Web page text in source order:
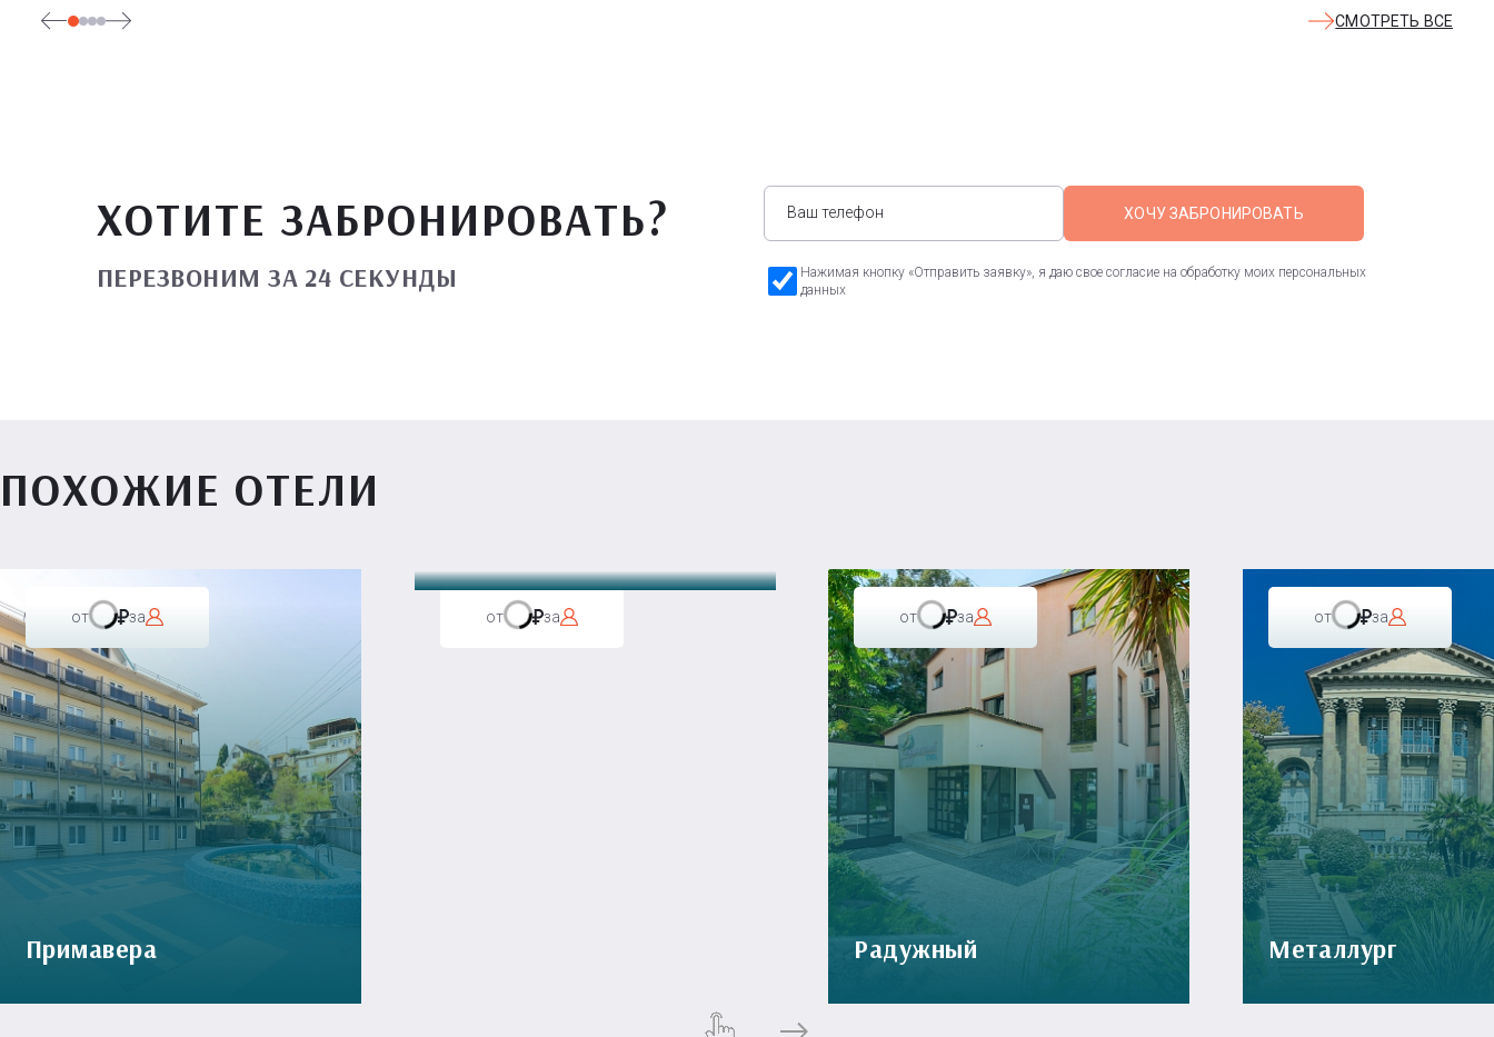
СМОТРЕТЬ ВСЕ
ХОТИТЕ ЗАБРОНИРОВАТЬ?
ПЕРЕЗВОНИМ ЗА 24 СЕКУНДЫ
ХОЧУ ЗАБРОНИРОВАТЬ
Нажимая кнопку «Отправить заявку», я даю свое согласие на обработку моих персональных
данных
ПОХОЖИЕ ОТЕЛИ
от за
Примавера
от за от за
Радужный
от за
Металлург